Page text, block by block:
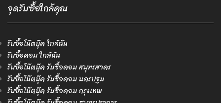
จุดรับซื้อใกล้คุณ
รับซื้อโน๊ตบุ๊ค ใกล้ฉัน
รับซื้อคอม ใกล้ฉัน
รับซื้อโน๊ตบุ๊ค รับซื้อคอม สมุทรสาคร
รับซื้อโน๊ตบุ๊ค รับซื้อคอม นครปฐม
รับซื้อโน๊ตบุ๊ค รับซื้อคอม กรุงเทพ